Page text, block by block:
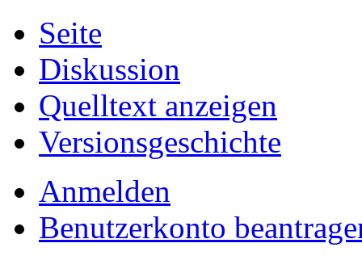
Seite
Diskussion
Quelltext anzeigen
Versionsgeschichte
Anmelden
Benutzerkonto